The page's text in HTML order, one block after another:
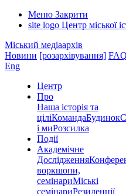
Меню Закрити
site logo Центр міської
Міський медіаархів
Новини [розархівування] FAQ
Eng
Центр
Про
Наша історія та
ціліКомандаБудинок
і миРозсилка
Події
Академічне
Дослідження
воркшопи,
семінариМіські
семінариРезиденції